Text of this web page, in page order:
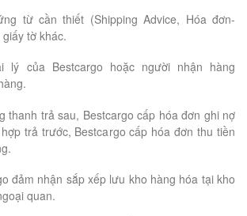
từ cần thiết (Shipping Advice, Hóa đơn-
tờ khác.
lý của Bestcargo hoặc người nhận hàng
thanh trả sau, Bestcargo cấp hóa đơn ghi nợ
trả trước, Bestcargo cấp hóa đơn thu tiền
đảm nhận sắp xếp lưu kho hàng hóa tại kho
quan.